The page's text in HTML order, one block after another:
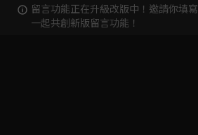
留言功能正在升級改版中！邀請你填寫
一起共創新版留言功能！